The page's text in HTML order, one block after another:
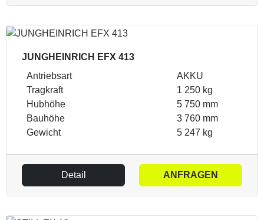
JUNGHEINRICH EFX 413
Antriebsart
AKKU
Tragkraft
1 250 kg
Hubhöhe
5 750 mm
Bauhöhe
3 760 mm
Gewicht
5 247 kg
Detail ANFRAGEN